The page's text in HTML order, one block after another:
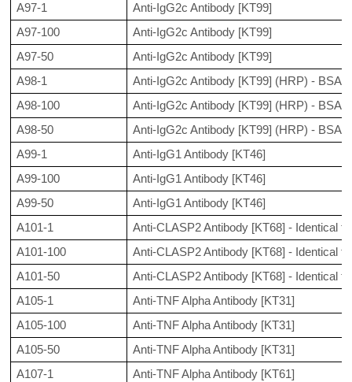
A97-1
Anti-IgG2c Antibody [KT99]
A97-100
Anti-IgG2c Antibody [KT99]
A97-50
Anti-IgG2c Antibody [KT99]
A98-1
Anti-IgG2c Antibody [KT99] (HRP) - BSA
A98-100
Anti-IgG2c Antibody [KT99] (HRP) - BSA
A98-50
Anti-IgG2c Antibody [KT99] (HRP) - BSA
A99-1
Anti-IgG1 Antibody [KT46]
A99-100
Anti-IgG1 Antibody [KT46]
A99-50
Anti-IgG1 Antibody [KT46]
A101-1
Anti-CLASP2 Antibody [KT68] - Identical
A101-100
Anti-CLASP2 Antibody [KT68] - Identical
A101-50
Anti-CLASP2 Antibody [KT68] - Identical
A105-1
Anti-TNF Alpha Antibody [KT31]
A105-100
Anti-TNF Alpha Antibody [KT31]
A105-50
Anti-TNF Alpha Antibody [KT31]
A107-1
Anti-TNF Alpha Antibody [KT61]